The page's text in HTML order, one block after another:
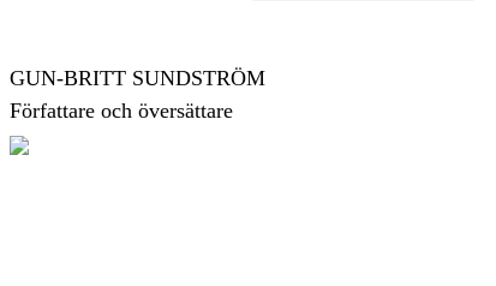
GUN-BRITT SUNDSTRÖM
Författare och översättare